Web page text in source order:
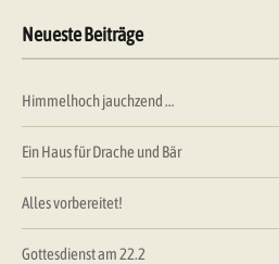
Neueste Beiträge
Himmelhoch jauchzend …
Ein Haus für Drache und Bär
Alles vorbereitet!
Gottesdienst am 22.2